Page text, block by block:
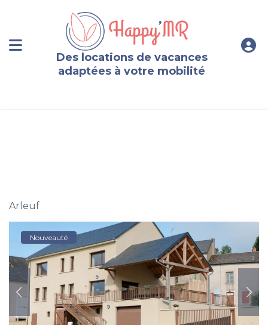
Des locations de vacances
adaptées à votre mobilité
Arleuf
Nouveauté